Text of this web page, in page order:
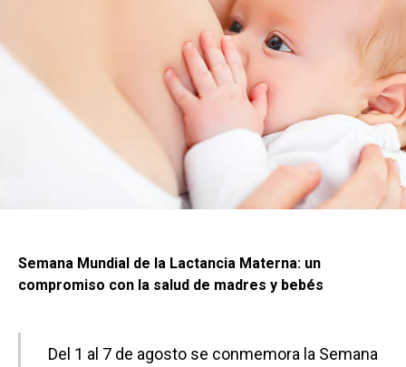
Semana Mundial de la Lactancia Materna: un
compromiso con la salud de madres y bebés
Del 1 al 7 de agosto se conmemora la Semana